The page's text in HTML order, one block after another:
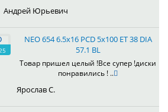
Андрей Юрьевич
NEO 654 6.5x16 PCD 5x100 ET 38 DIA
57.1 BL
Товар пришел целый !Все супер !диски
понравились ! ..
Ярослав С.